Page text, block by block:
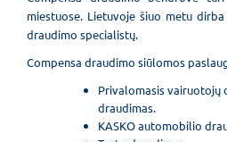
miestuose. Lietuvoje šiuo metu dirba
draudimo specialistų.
Compensa draudimo siūlomos
Privalomasis vairuotojų
draudimas.
KASKO automobilio